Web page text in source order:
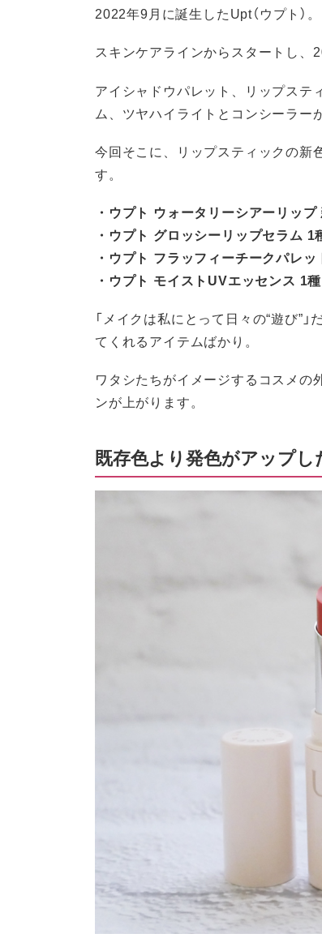
2022年9月に誕生したUpt（ウプト）。
スキンケアラインからスタートし、
アイシャドウパレット、リップステ
ム、ツヤハイライトとコンシーラー
今回そこに、リップスティックの新
す。
・ウプト ウォータリーシアーリッ
・ウプト グロッシーリップセラム 1
・ウプト フラッフィーチークパレ
・ウプト モイストUVエッセンス 1種
「メイクは私にとって日々の“遊び”
てくれるアイテムばかり。
ワタシたちがイメージするコスメの
ンが上がります。
既存色より発色がアップ